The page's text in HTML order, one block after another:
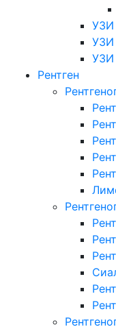
УЗИ
УЗИ
УЗИ
Рентген